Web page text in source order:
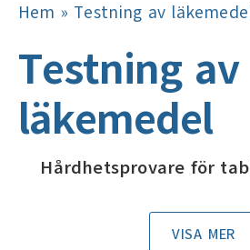
Hem » Testning av
Testning av
läkemedel
Hårdhetsprovare för
VISA MER